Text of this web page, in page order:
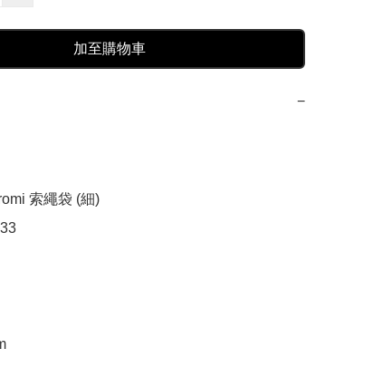
加至購物車
−
索繩袋 (細)